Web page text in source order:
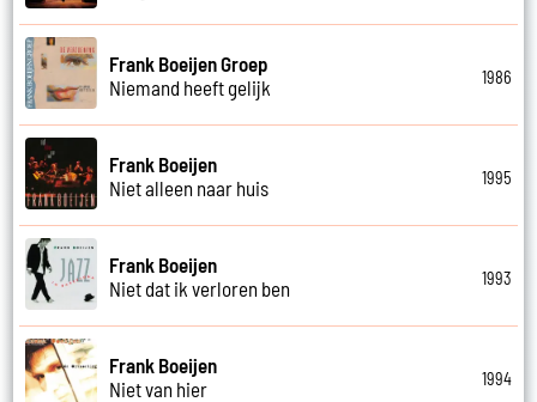
Frank Boeijen Groep
Niemand heeft gelijk
1986
Frank Boeijen
Niet alleen naar huis
1995
Frank Boeijen
Niet dat ik verloren ben
1993
Frank Boeijen
Niet van hier
1994